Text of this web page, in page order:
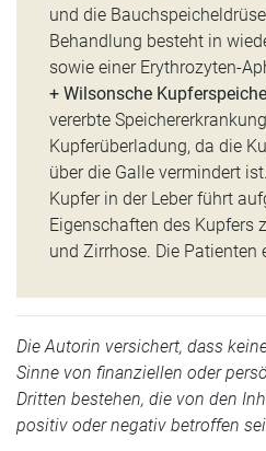
und die
Behandlung besteht in
sowie einer Erythrozyten-
+ Wilsonsche
vererbte
Kupferüberladung, da die
über die Galle vermindert
Kupfer in der Leber führt
Eigenschaften des Kupfers
und Zirrhose. Die Patienten
Die Autorin versichert, dass
Sinne von finanziellen oder
Dritten bestehen, die von den
positiv oder negativ betroffen